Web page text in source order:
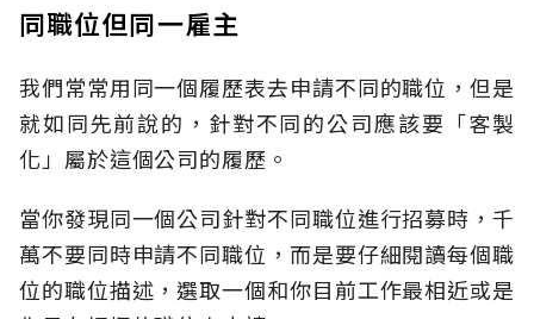
同職位但同一雇主
我們常常用同一個履歷表去申請不同的職位，但是
就如同先前說的，針對不同的公司應該要「客製
化」屬於這個公司的履歷。
當你發現同一個公司針對不同職位進行招募時，千
萬不要同時申請不同職位，而是要仔細閱讀每個職
位的職位描述，選取一個和你目前工作最相近或是